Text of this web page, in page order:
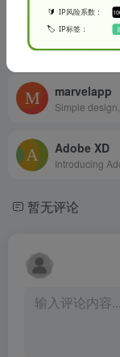
invisionapp
marvelapp
Adobe XD
暂无评论